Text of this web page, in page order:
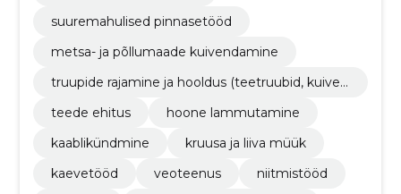
suuremahulised pinnasetööd
metsa- ja põllumaade kuivendamine
truupide rajamine ja hooldus (teetruubid, kuiven
teede ehitus
hoone lammutamine
kaablikündmine
kruusa ja liiva müük
kaevetööd
veoteenus
niitmistööd